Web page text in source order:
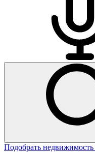
Подобрать недвижимость